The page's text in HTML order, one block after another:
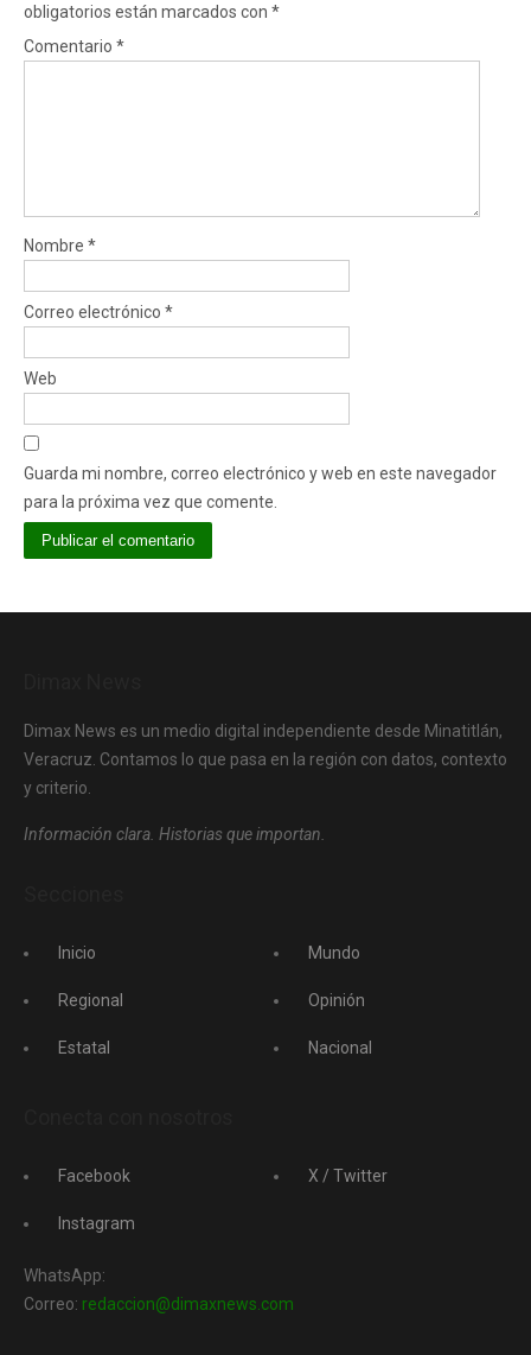
obligatorios están marcados con *
Comentario *
Nombre *
Correo electrónico *
Web
Guarda mi nombre, correo electrónico y web en este navegador
para la próxima vez que comente.
Dimax News es un medio digital independiente desde Minatitlán,
Veracruz. Contamos lo que pasa en la región con datos, contexto
y criterio.
Información clara. Historias que importan.
Inicio
Regional
Estatal
Mundo
Opinión
Nacional
Facebook
Instagram
X / Twitter
WhatsApp:
Correo: redaccion@dimaxnews.com